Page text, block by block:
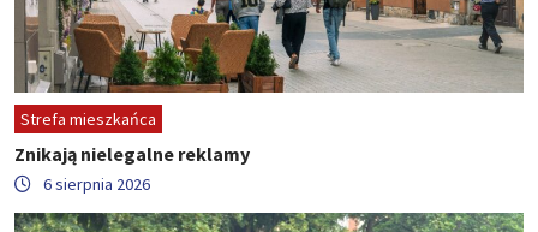
Strefa mieszkańca
Znikają nielegalne reklamy
6 sierpnia 2026